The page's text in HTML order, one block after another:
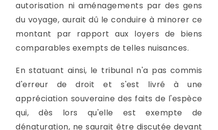
autorisation ni aménagements par des gens
du voyage, aurait dû le conduire à minorer ce
montant par rapport aux loyers de biens
comparables exempts de telles nuisances.
En statuant ainsi, le tribunal n'a pas commis
d'erreur de droit et s'est livré à une
appréciation souveraine des faits de l'espèce
qui, dès lors qu'elle est exempte de
dénaturation, ne saurait être discutée devant